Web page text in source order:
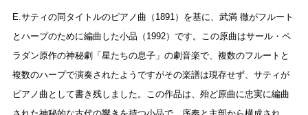
E.サティの同タイトルのピアノ曲（1891）を基に、武満 徹がフルート
とハープのために編曲した小品（1992）です。この原曲はサール・ペ
ラダン原作の神秘劇「星たちの息子」の劇音楽で、複数のフルートと
複数のハープで演奏されたようですがその楽譜は現存せず、サティが
ピアノ曲として書き残しました。この作品は、殆ど原曲に忠実に編曲